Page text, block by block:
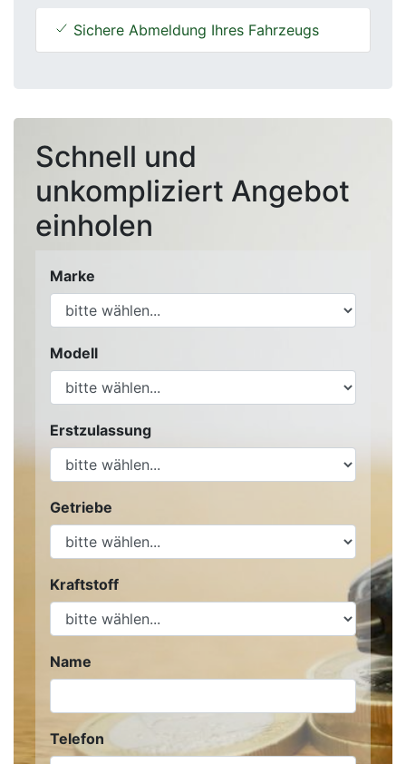
Sichere Abmeldung Ihres Fahrzeugs
Schnell und
unkompliziert Angebot
einholen
Marke
Modell
Erstzulassung
Getriebe
Kraftstoff
Name
Telefon